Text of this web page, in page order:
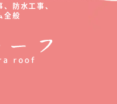
防水工事、
全般